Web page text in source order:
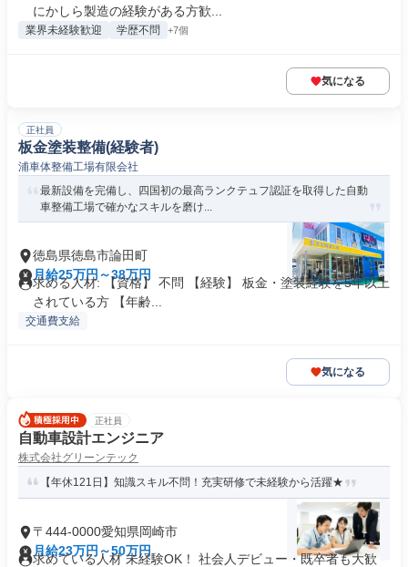
にかしら製造の経験がある方歓...
業界未経験歓迎 学歴不問 +7個
気になる
正社員
板金塗装整備(経験者)
浦車体整備工場有限会社
最新設備を完備し、四国初の最高ランクテュフ認証を取得した自動
車整備工場で確かなスキルを磨け...
徳島県徳島市論田町
月給25万円～38万円
求める人材: 【資格】 不問 【経験】 板金・塗装経験を5年以上
されている方 【年齢...
交通費支給
気になる
正社員
自動車設計エンジニア
株式会社グリーンテック
【年休121日】知識スキル不問！充実研修で未経験から活躍★
〒444-0000愛知県岡崎市
月給23万円～50万円
求めている人材 未経験OK！ 社会人デビュー・既卒者も大歓